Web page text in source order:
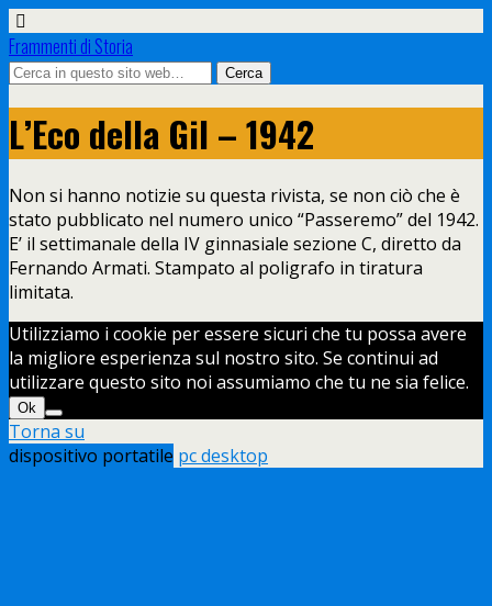
Frammenti di Storia
L’Eco della Gil – 1942
Non si hanno notizie su questa rivista, se non ciò che è
stato pubblicato nel numero unico “Passeremo” del 1942.
E’ il settimanale della IV ginnasiale sezione C, diretto da
Fernando Armati. Stampato al poligrafo in tiratura
limitata.
Utilizziamo i cookie per essere sicuri che tu possa avere
la migliore esperienza sul nostro sito. Se continui ad
utilizzare questo sito noi assumiamo che tu ne sia felice.
Ok
Torna su
dispositivo portatile pc desktop